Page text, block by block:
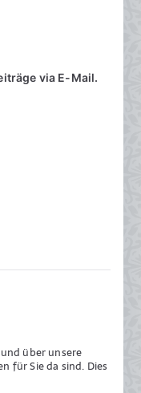
via E-Mail.
über unsere
für Sie da sind. Dies